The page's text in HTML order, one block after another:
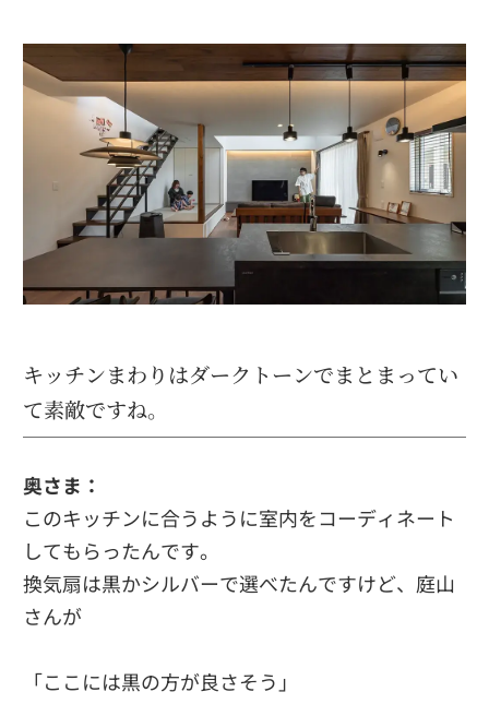
キッチンまわりはダークトーンでまとまってい
て素敵ですね。
奥さま：
このキッチンに合うように室内をコーディネート
してもらったんです。
換気扇は黒かシルバーで選べたんですけど、庭山
さんが
「ここには黒の方が良さそう」